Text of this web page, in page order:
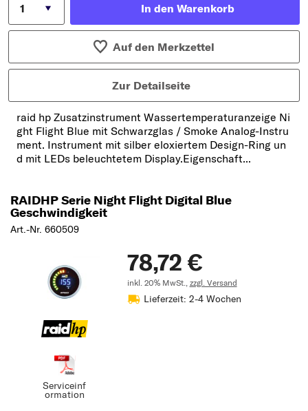
In den Warenkorb
Auf den Merkzettel
Zur Detailseite
raid hp Zusatzinstrument Wassertemperaturanzeige Ni
ght Flight Blue mit Schwarzglas / Smoke Analog-Instru
ment. Instrument mit silber eloxiertem Design-Ring un
d mit LEDs beleuchtetem Display.Eigenschaft...
RAIDHP Serie Night Flight Digital Blue
Geschwindigkeit
Art.-Nr. 660509
Serviceinf
ormation
78,72 €
inkl. 20% MwSt., zzgl. Versand
Lieferzeit: 2-4 Wochen